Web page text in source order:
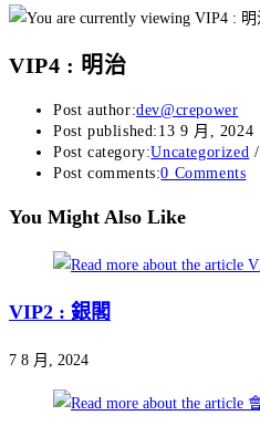
VIP4 : 明治
Post author:dev@crepower
Post published: 13 9 月, 2024
Post category:Uncategorized /
Post comments:0 Comments
You Might Also Like
VIP2 : 銀閣
7 8 月, 2024